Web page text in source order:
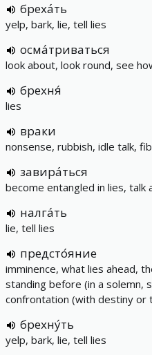
бреха́ть
yelp, bark, lie, tell lies
осма́триваться
look about, look round, see
брехня́
lies
враки
nonsense, rubbish, idle talk,
завира́ться
become entangled in lies, talk
налга́ть
lie, tell lies
предсто́яние
imminence, what lies ahead,
standing before (in a solemn,
confrontation (with destiny or
брехну́ть
yelp, bark, lie, tell lies